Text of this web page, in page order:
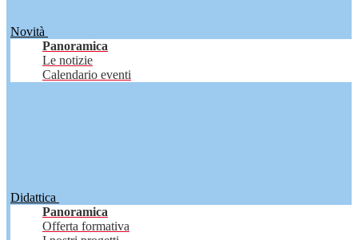
Novità
Panoramica
Le notizie
Calendario eventi
Didattica
Panoramica
Offerta formativa